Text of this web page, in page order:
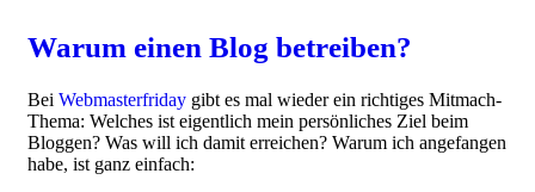
Warum einen Blog betreiben?
Bei Webmasterfriday gibt es mal wieder ein richtiges Mitmach-
Thema: Welches ist eigentlich mein persönliches Ziel beim
Bloggen? Was will ich damit erreichen? Warum ich angefangen
habe, ist ganz einfach: